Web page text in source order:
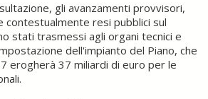
gli avanzamenti provvisori,
contestualmente resi pubblici sul
stati trasmessi agli organi tecnici e
dell'impianto del Piano, che
erogherà 37 miliardi di euro per le